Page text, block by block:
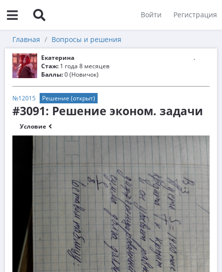
Войти Регистрация
Главная Вопросы и решения
Екатерина
Стаж: 1 года 8 месяцев
Баллы:0 (Новичок)
№12015 Решение (открыт)
#3091: Решение эконом. задачи
Условие